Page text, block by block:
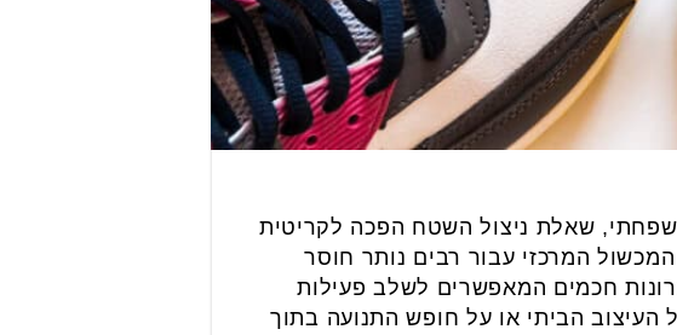
שאלת ניצול השטח הפכה לקריטית
המרכזי עבור רבים נותר חוסר
חכמים המאפשרים לשלב פעילות
העיצוב הביתי או על חופש התנועה בתוך